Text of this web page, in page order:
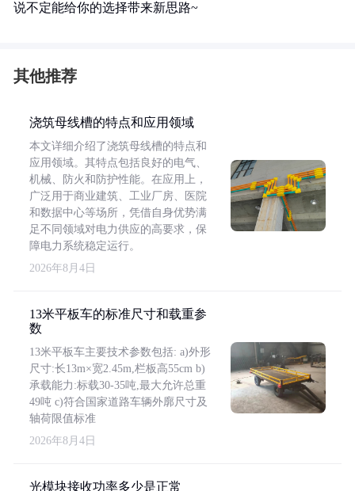
说不定能给你的选择带来新思路~
其他推荐
浇筑母线槽的特点和应用领域
本文详细介绍了浇筑母线槽的特点和
应用领域。其特点包括良好的电气、
机械、防火和防护性能。在应用上，
广泛用于商业建筑、工业厂房、医院
和数据中心等场所，凭借自身优势满
足不同领域对电力供应的高要求，保
障电力系统稳定运行。
2026年8月4日
13米平板车的标准尺寸和载重参
数
13米平板车主要技术参数包括: a)外形
尺寸:长13m×宽2.45m,栏板高55cm b)
承载能力:标载30-35吨,最大允许总重
49吨 c)符合国家道路车辆外廓尺寸及
轴荷限值标准
2026年8月4日
光模块接收功率多少是正常